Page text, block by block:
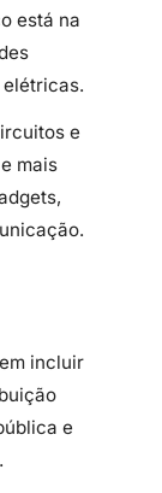
está na
elétricas.
e
mais
incluir
e